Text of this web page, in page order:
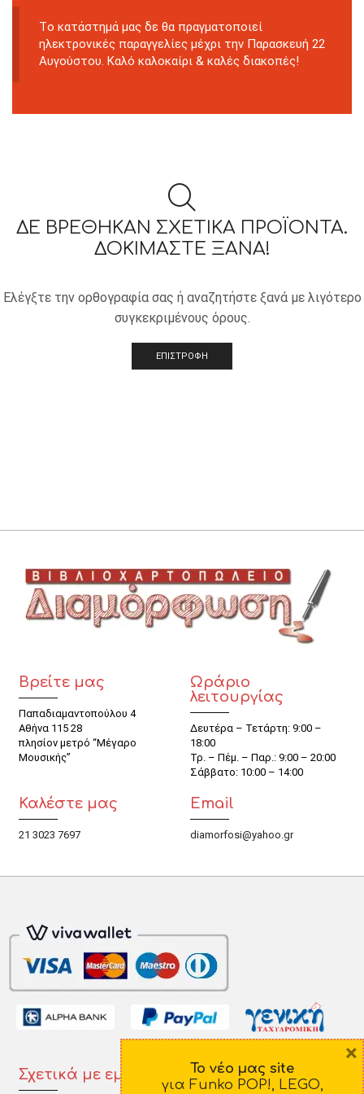
Tο κατάστημά μας δε θα πραγματοποιεί
ηλεκτρονικές παραγγελίες μέχρι την Παρασκευή 22
Αυγούστου. Καλό καλοκαίρι & καλές διακοπές!
ΔΕ ΒΡΈΘΗΚΑΝ ΣΧΕΤΙΚΆ ΠΡΟΪΌΝΤΑ.
ΔΟΚΙΜΆΣΤΕ ΞΑΝΆ!
Ελέγξτε την ορθογραφία σας ή αναζητήστε ξανά με λιγότερο
συγκεκριμένους όρους.
ΕΠΙΣΤΡΟΦΗ
Βρείτε μας
Παπαδιαμαντοπούλου 4
Αθήνα 115 28
πλησίον μετρό “Μέγαρο
Μουσικής”
Ωράριο
λειτουργίας
Δευτέρα – Τετάρτη: 9:00 –
18:00
Τρ. – Πέμ. – Παρ.: 9:00 – 20:00
Σάββατο: 10:00 – 14:00
Καλέστε μας
21 3023 7697
Email
diamorfosi@yahoo.gr
Σχετικά με εμάς Πληροφορίες
Το νέο μας site
για Funko POP!, LEGO,
×